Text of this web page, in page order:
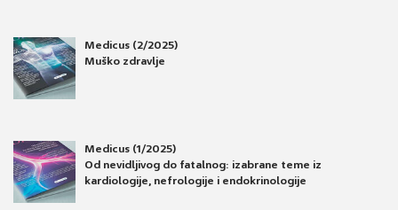
Medicus (2/2025)
Muško zdravlje
Medicus (1/2025)
Od nevidljivog do fatalnog: izabrane teme iz
kardiologije, nefrologije i endokrinologije